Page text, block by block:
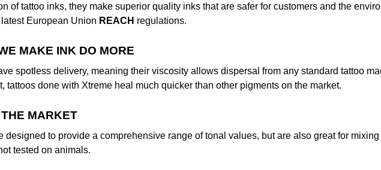
of tattoo inks, they make superior quality inks that are safer for customers and the
European Union REACH regulations.
MAKE INK DO MORE
spotless delivery, meaning their viscosity allows dispersal from any standard tattoo
tattoos done with Xtreme heal much quicker than other pigments on the market.
MARKET
designed to provide a comprehensive range of tonal values, but are also great for
tested on animals.